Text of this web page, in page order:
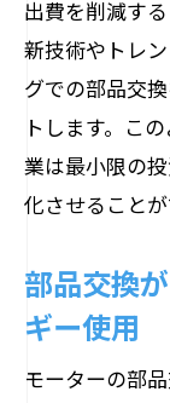
出費を削減す
新技術やトレ
グでの部品交
トします。こ
業は最小限の
化させることが
部品交換
ギー使用
モーターの部